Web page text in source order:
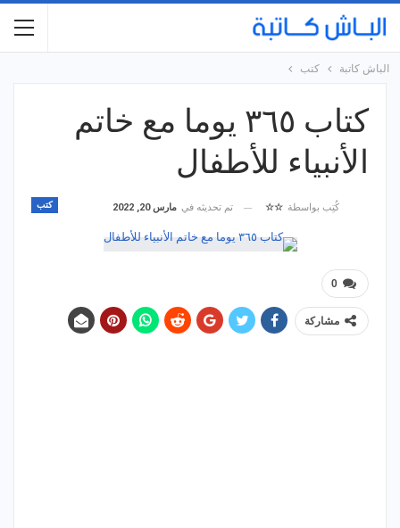
الباش كاتبة كتب
كتاب ٣٦٥ يوما مع خاتم
الأنبياء للأطفال
كتب كُتِب بواسطة ☆☆ تم تحديثه في مارس 20, 2022
0
مشاركة